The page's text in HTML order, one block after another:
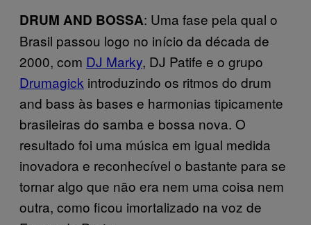
DRUM AND BOSSA: Uma fase pela qual o
Brasil passou logo no início da década de
2000, com DJ Marky, DJ Patife e o grupo
Drumagick introduzindo os ritmos do drum
and bass às bases e harmonias tipicamente
brasileiras do samba e bossa nova. O
resultado foi uma música em igual medida
inovadora e reconhecível o bastante para se
tornar algo que não era nem uma coisa nem
outra, como ficou imortalizado na voz de